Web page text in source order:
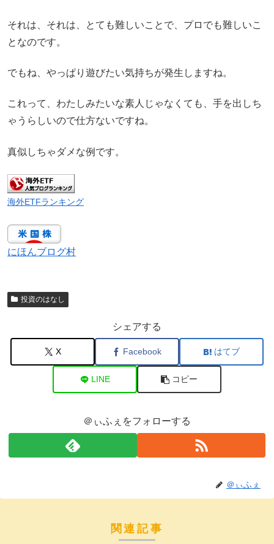
それは、それは、とても難しいことで、プロでも難しいこ
となのです。
でもね、やっぱり遊びたい気持ちが発生しますね。
これって、わたしみたいな素人じゃなくても、手を出しち
ゃうらしいので仕方ないですね。
真似しちゃダメな例です。
海外ETFランキング
にほんブログ村
投資のはなし
シェアする
X Facebook はてブ
LINE コピー
＠ぃふぇをフォローする
＠ぃふぇ
関連記事